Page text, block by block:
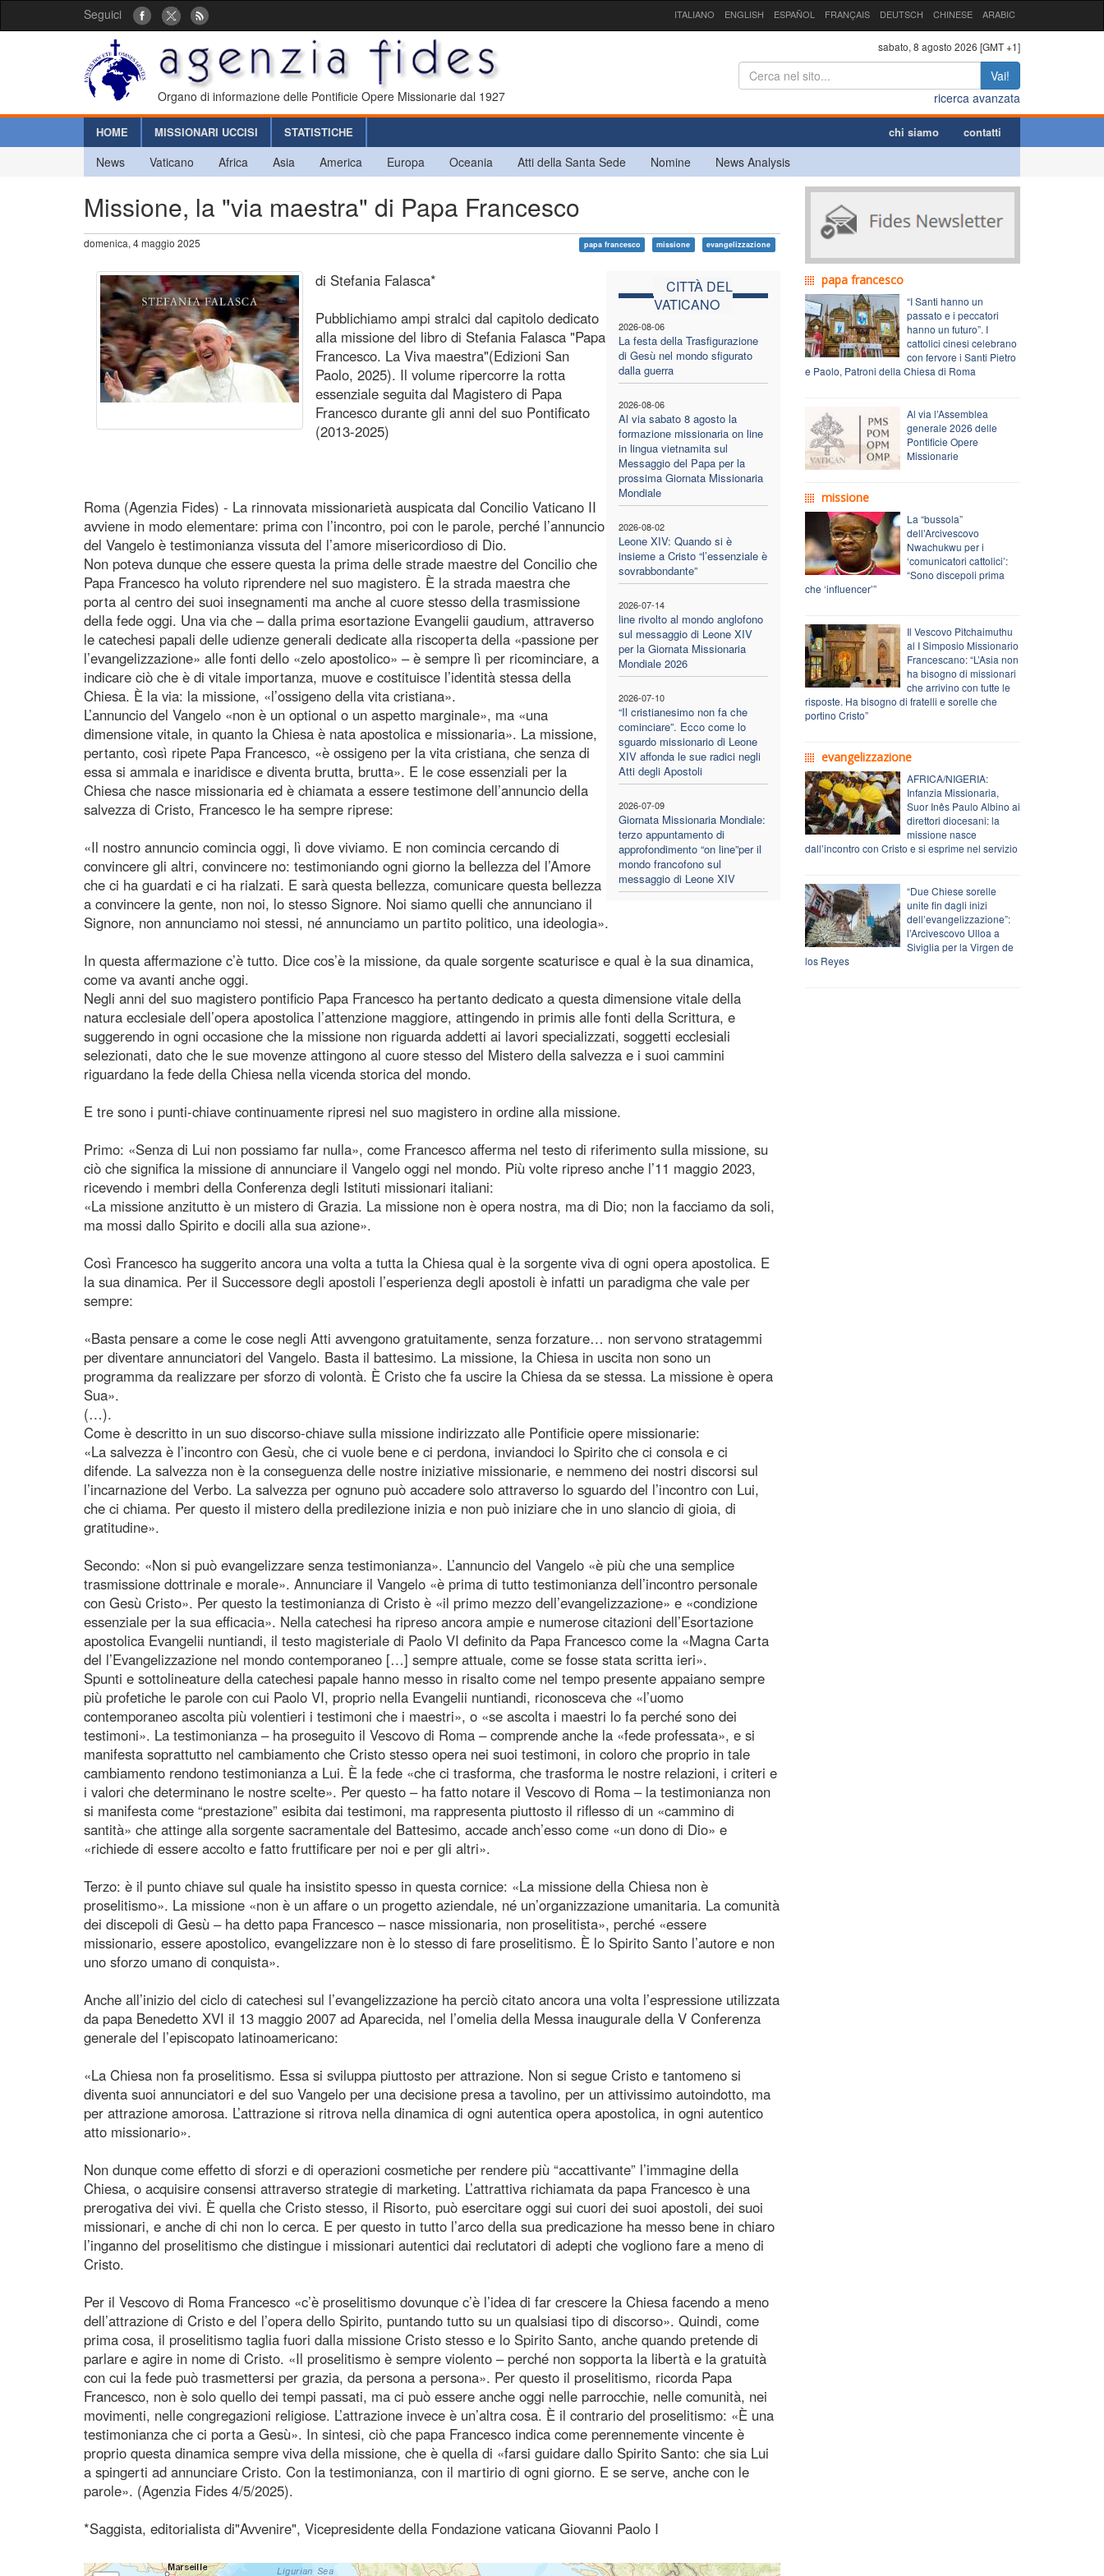
Seguici ITALIANO ENGLISH ESPAÑOL FRANÇAIS DEUTSCH CHINESE ARABIC
Organo di informazione delle Pontificie Opere Missionarie dal 1927
sabato, 8 agosto 2026 [GMT +1]
Vai!
ricerca avanzata
HOME MISSIONARI UCCISI STATISTICHE chi siamo contatti
News Vaticano Africa Asia America Europa Oceania Atti della Santa Sede Nomine News Analysis
Missione, la "via maestra" di Papa Francesco
domenica, 4 maggio 2025 papa francesco missione evangelizzazione
CITTÀ DEL
VATICANO
2026-08-06
La festa della Trasfigurazione
di Gesù nel mondo sfigurato
dalla guerra
2026-08-06
Al via sabato 8 agosto la
formazione missionaria on line
in lingua vietnamita sul
Messaggio del Papa per la
prossima Giornata Missionaria
Mondiale
2026-08-02
Leone XIV: Quando si è
insieme a Cristo “l’essenziale è
sovrabbondante”
2026-07-14
line rivolto al mondo anglofono
sul messaggio di Leone XIV
per la Giornata Missionaria
Mondiale 2026
2026-07-10
“Il cristianesimo non fa che
cominciare”. Ecco come lo
sguardo missionario di Leone
XIV affonda le sue radici negli
Atti degli Apostoli
2026-07-09
Giornata Missionaria Mondiale:
terzo appuntamento di
approfondimento “on line”per il
mondo francofono sul
messaggio di Leone XIV
di Stefania Falasca*
Pubblichiamo ampi stralci dal capitolo dedicato
alla missione del libro di Stefania Falasca "Papa
Francesco. La Viva maestra"(Edizioni San
Paolo, 2025). Il volume ripercorre la rotta
essenziale seguita dal Magistero di Papa
Francesco durante gli anni del suo Pontificato
(2013-2025)
Roma (Agenzia Fides) - La rinnovata missionarietà auspicata dal Concilio Vaticano II
avviene in modo elementare: prima con l’incontro, poi con le parole, perché l’annuncio
del Vangelo è testimonianza vissuta del l’amore misericordioso di Dio.
Non poteva dunque che essere questa la prima delle strade maestre del Concilio che
Papa Francesco ha voluto riprendere nel suo magistero. È la strada maestra che
porta al centro dei suoi insegnamenti ma anche al cuore stesso della trasmissione
della fede oggi. Una via che – dalla prima esortazione Evangelii gaudium, attraverso
le catechesi papali delle udienze generali dedicate alla riscoperta della «passione per
l’evangelizzazione» alle fonti dello «zelo apostolico» – è sempre lì per ricominciare, a
indicare ciò che è di vitale importanza, muove e costituisce l’identità stessa della
Chiesa. È la via: la missione, «l’ossigeno della vita cristiana».
L’annuncio del Vangelo «non è un optional o un aspetto marginale», ma «una
dimensione vitale, in quanto la Chiesa è nata apostolica e missionaria». La missione,
pertanto, così ripete Papa Francesco, «è ossigeno per la vita cristiana, che senza di
essa si ammala e inaridisce e diventa brutta, brutta». E le cose essenziali per la
Chiesa che nasce missionaria ed è chiamata a essere testimone dell’annuncio della
salvezza di Cristo, Francesco le ha sempre riprese:
«Il nostro annuncio comincia oggi, lì dove viviamo. E non comincia cercando di
convincere gli altri, convincere no: testimoniando ogni giorno la bellezza del l’Amore
che ci ha guardati e ci ha rialzati. E sarà questa bellezza, comunicare questa bellezza
a convincere la gente, non noi, lo stesso Signore. Noi siamo quelli che annunciano il
Signore, non annunciamo noi stessi, né annunciamo un partito politico, una ideologia».
In questa affermazione c’è tutto. Dice cos’è la missione, da quale sorgente scaturisce e qual è la sua dinamica,
come va avanti anche oggi.
Negli anni del suo magistero pontificio Papa Francesco ha pertanto dedicato a questa dimensione vitale della
natura ecclesiale dell’opera apostolica l’attenzione maggiore, attingendo in primis alle fonti della Scrittura, e
suggerendo in ogni occasione che la missione non riguarda addetti ai lavori specializzati, soggetti ecclesiali
selezionati, dato che le sue movenze attingono al cuore stesso del Mistero della salvezza e i suoi cammini
riguardano la fede della Chiesa nella vicenda storica del mondo.
E tre sono i punti-chiave continuamente ripresi nel suo magistero in ordine alla missione.
Primo: «Senza di Lui non possiamo far nulla», come Francesco afferma nel testo di riferimento sulla missione, su
ciò che significa la missione di annunciare il Vangelo oggi nel mondo. Più volte ripreso anche l’11 maggio 2023,
ricevendo i membri della Conferenza degli Istituti missionari italiani:
«La missione anzitutto è un mistero di Grazia. La missione non è opera nostra, ma di Dio; non la facciamo da soli,
ma mossi dallo Spirito e docili alla sua azione».
Così Francesco ha suggerito ancora una volta a tutta la Chiesa qual è la sorgente viva di ogni opera apostolica. E
la sua dinamica. Per il Successore degli apostoli l’esperienza degli apostoli è infatti un paradigma che vale per
sempre:
«Basta pensare a come le cose negli Atti avvengono gratuitamente, senza forzature… non servono stratagemmi
per diventare annunciatori del Vangelo. Basta il battesimo. La missione, la Chiesa in uscita non sono un
programma da realizzare per sforzo di volontà. È Cristo che fa uscire la Chiesa da se stessa. La missione è opera
Sua».
(…).
Come è descritto in un suo discorso-chiave sulla missione indirizzato alle Pontificie opere missionarie:
«La salvezza è l’incontro con Gesù, che ci vuole bene e ci perdona, inviandoci lo Spirito che ci consola e ci
difende. La salvezza non è la conseguenza delle nostre iniziative missionarie, e nemmeno dei nostri discorsi sul
l’incarnazione del Verbo. La salvezza per ognuno può accadere solo attraverso lo sguardo del l’incontro con Lui,
che ci chiama. Per questo il mistero della predilezione inizia e non può iniziare che in uno slancio di gioia, di
gratitudine».
Secondo: «Non si può evangelizzare senza testimonianza». L’annuncio del Vangelo «è più che una semplice
trasmissione dottrinale e morale». Annunciare il Vangelo «è prima di tutto testimonianza dell’incontro personale
con Gesù Cristo». Per questo la testimonianza di Cristo è «il primo mezzo dell’evangelizzazione» e «condizione
essenziale per la sua efficacia». Nella catechesi ha ripreso ancora ampie e numerose citazioni dell’Esortazione
apostolica Evangelii nuntiandi, il testo magisteriale di Paolo VI definito da Papa Francesco come la «Magna Carta
del l’Evangelizzazione nel mondo contemporaneo […] sempre attuale, come se fosse stata scritta ieri».
Spunti e sottolineature della catechesi papale hanno messo in risalto come nel tempo presente appaiano sempre
più profetiche le parole con cui Paolo VI, proprio nella Evangelii nuntiandi, riconosceva che «l’uomo
contemporaneo ascolta più volentieri i testimoni che i maestri», o «se ascolta i maestri lo fa perché sono dei
testimoni». La testimonianza – ha proseguito il Vescovo di Roma – comprende anche la «fede professata», e si
manifesta soprattutto nel cambiamento che Cristo stesso opera nei suoi testimoni, in coloro che proprio in tale
cambiamento rendono testimonianza a Lui. È la fede «che ci trasforma, che trasforma le nostre relazioni, i criteri e
i valori che determinano le nostre scelte». Per questo – ha fatto notare il Vescovo di Roma – la testimonianza non
si manifesta come “prestazione” esibita dai testimoni, ma rappresenta piuttosto il riflesso di un «cammino di
santità» che attinge alla sorgente sacramentale del Battesimo, accade anch’esso come «un dono di Dio» e
«richiede di essere accolto e fatto fruttificare per noi e per gli altri».
Terzo: è il punto chiave sul quale ha insistito spesso in questa cornice: «La missione della Chiesa non è
proselitismo». La missione «non è un affare o un progetto aziendale, né un’organizzazione umanitaria. La comunità
dei discepoli di Gesù – ha detto papa Francesco – nasce missionaria, non proselitista», perché «essere
missionario, essere apostolico, evangelizzare non è lo stesso di fare proselitismo. È lo Spirito Santo l’autore e non
uno sforzo umano di conquista».
Anche all’inizio del ciclo di catechesi sul l’evangelizzazione ha perciò citato ancora una volta l’espressione utilizzata
da papa Benedetto XVI il 13 maggio 2007 ad Aparecida, nel l’omelia della Messa inaugurale della V Conferenza
generale del l’episcopato latinoamericano:
«La Chiesa non fa proselitismo. Essa si sviluppa piuttosto per attrazione. Non si segue Cristo e tantomeno si
diventa suoi annunciatori e del suo Vangelo per una decisione presa a tavolino, per un attivissimo autoindotto, ma
per attrazione amorosa. L’attrazione si ritrova nella dinamica di ogni autentica opera apostolica, in ogni autentico
atto missionario».
Non dunque come effetto di sforzi e di operazioni cosmetiche per rendere più “accattivante” l’immagine della
Chiesa, o acquisire consensi attraverso strategie di marketing. L’attrattiva richiamata da papa Francesco è una
prerogativa dei vivi. È quella che Cristo stesso, il Risorto, può esercitare oggi sui cuori dei suoi apostoli, dei suoi
missionari, e anche di chi non lo cerca. E per questo in tutto l’arco della sua predicazione ha messo bene in chiaro
l’inganno del proselitismo che distingue i missionari autentici dai reclutatori di adepti che vogliono fare a meno di
Cristo.
Per il Vescovo di Roma Francesco «c’è proselitismo dovunque c’è l’idea di far crescere la Chiesa facendo a meno
dell’attrazione di Cristo e del l’opera dello Spirito, puntando tutto su un qualsiasi tipo di discorso». Quindi, come
prima cosa, il proselitismo taglia fuori dalla missione Cristo stesso e lo Spirito Santo, anche quando pretende di
parlare e agire in nome di Cristo. «Il proselitismo è sempre violento – perché non sopporta la libertà e la gratuità
con cui la fede può trasmettersi per grazia, da persona a persona». Per questo il proselitismo, ricorda Papa
Francesco, non è solo quello dei tempi passati, ma ci può essere anche oggi nelle parrocchie, nelle comunità, nei
movimenti, nelle congregazioni religiose. L’attrazione invece è un’altra cosa. È il contrario del proselitismo: «È una
testimonianza che ci porta a Gesù». In sintesi, ciò che papa Francesco indica come perennemente vincente è
proprio questa dinamica sempre viva della missione, che è quella di «farsi guidare dallo Spirito Santo: che sia Lui
a spingerti ad annunciare Cristo. Con la testimonianza, con il martirio di ogni giorno. E se serve, anche con le
parole». (Agenzia Fides 4/5/2025).
*Saggista, editorialista di"Avvenire", Vicepresidente della Fondazione vaticana Giovanni Paolo I
papa francesco
“I Santi hanno un
passato e i peccatori
hanno un futuro”. I
cattolici cinesi celebrano
con fervore i Santi Pietro
e Paolo, Patroni della Chiesa di Roma
Al via l’Assemblea
generale 2026 delle
Pontificie Opere
Missionarie
missione
La “bussola”
dell’Arcivescovo
Nwachukwu per i
‘comunicatori cattolici’:
“Sono discepoli prima
che ‘influencer’”
Il Vescovo Pitchaimuthu
al I Simposio Missionario
Francescano: “L’Asia non
ha bisogno di missionari
che arrivino con tutte le
risposte. Ha bisogno di fratelli e sorelle che
portino Cristo”
evangelizzazione
AFRICA/NIGERIA:
Infanzia Missionaria,
Suor Inês Paulo Albino ai
direttori diocesani: la
missione nasce
dall’incontro con Cristo e si esprime nel servizio
“Due Chiese sorelle
unite fin dagli inizi
dell’evangelizzazione”:
l’Arcivescovo Ulloa a
Siviglia per la Virgen de
los Reyes